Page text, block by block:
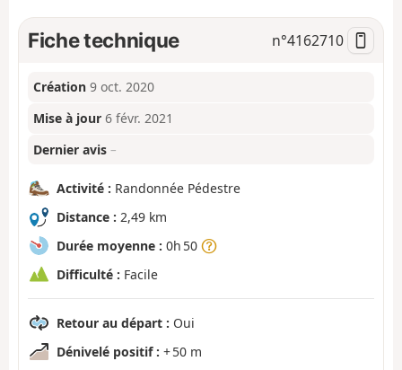
o
Fiche technique n°4162710
Création 9 oct. 2020
Mise à jour 6 févr. 2021
Dernier avis –
Activité : Randonnée Pédestre
Distance : 2,49 km
Durée moyenne : 0h 50
Difficulté : Facile
Retour au départ : Oui
Dénivelé positif : + 50 m